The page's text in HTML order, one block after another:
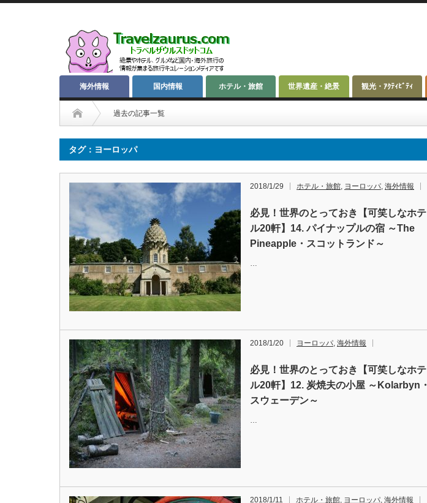
海外情報 国内情報 ホテル・旅館 世界遺産・絶景 観光・ｱｸﾃｨﾋﾞﾃｨ
過去の記事一覧
タグ：ヨーロッパ
2018/1/29 ホテル・旅館, ヨーロッパ, 海外情報
必見！世界のとっておき【可笑しなホテ
ル20軒】14. パイナップルの宿 ～The
Pineapple・スコットランド～
…
2018/1/20 ヨーロッパ, 海外情報
必見！世界のとっておき【可笑しなホテ
ル20軒】12. 炭焼夫の小屋 ～Kolarbyn・
スウェーデン～
…
2018/1/11 ホテル・旅館, ヨーロッパ, 海外情報